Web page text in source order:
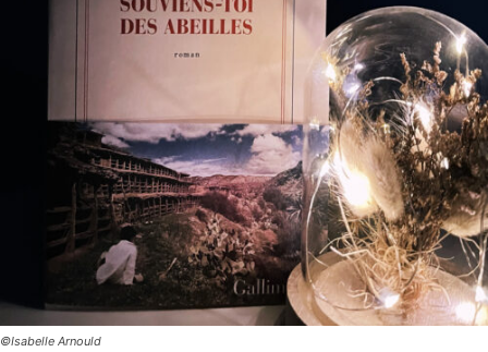
©Isabelle Arnould